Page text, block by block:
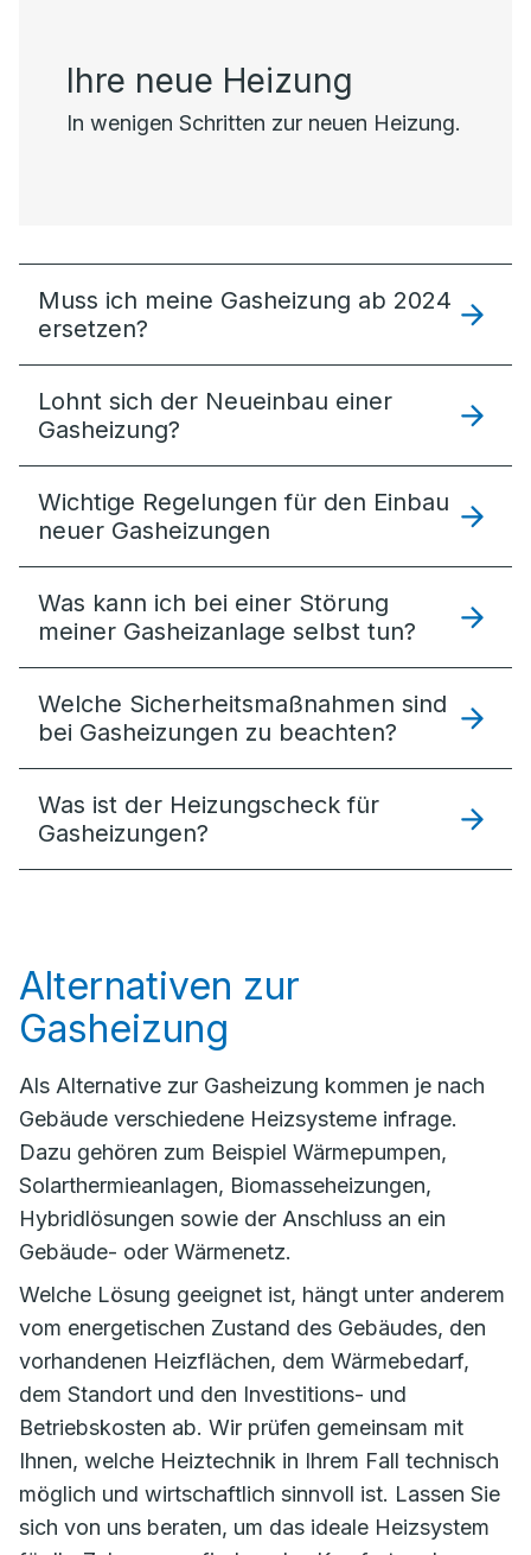
Ihre neue Heizung
In wenigen Schritten zur neuen Heizung.
Muss ich meine Gasheizung ab 2024
ersetzen?
Lohnt sich der Neueinbau einer
Gasheizung?
Wichtige Regelungen für den Einbau
neuer Gasheizungen
Was kann ich bei einer Störung
meiner Gasheizanlage selbst tun?
Welche Sicherheitsmaßnahmen sind
bei Gasheizungen zu beachten?
Was ist der Heizungscheck für
Gasheizungen?
Alternativen zur
Gasheizung
Als Alternative zur Gasheizung kommen je nach
Gebäude verschiedene Heizsysteme infrage.
Dazu gehören zum Beispiel Wärmepumpen,
Solarthermieanlagen, Biomasseheizungen,
Hybridlösungen sowie der Anschluss an ein
Gebäude- oder Wärmenetz.
Welche Lösung geeignet ist, hängt unter anderem
vom energetischen Zustand des Gebäudes, den
vorhandenen Heizflächen, dem Wärmebedarf,
dem Standort und den Investitions- und
Betriebskosten ab. Wir prüfen gemeinsam mit
Ihnen, welche Heiztechnik in Ihrem Fall technisch
möglich und wirtschaftlich sinnvoll ist. Lassen Sie
sich von uns beraten, um das ideale Heizsystem